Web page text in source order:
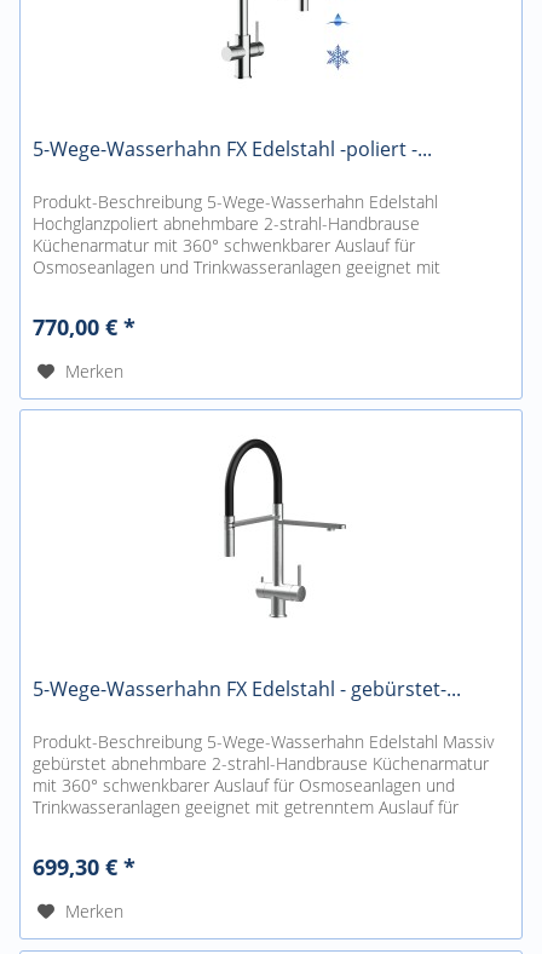
5-Wege-Wasserhahn FX Edelstahl -poliert -...
Produkt-Beschreibung 5-Wege-Wasserhahn Edelstahl
Hochglanzpoliert abnehmbare 2-strahl-Handbrause
Küchenarmatur mit 360° schwenkbarer Auslauf für
Osmoseanlagen und Trinkwasseranlagen geeignet mit
770,00 € *
Merken
5-Wege-Wasserhahn FX Edelstahl - gebürstet-...
Produkt-Beschreibung 5-Wege-Wasserhahn Edelstahl Massiv
gebürstet abnehmbare 2-strahl-Handbrause Küchenarmatur
mit 360° schwenkbarer Auslauf für Osmoseanlagen und
Trinkwasseranlagen geeignet mit getrenntem Auslauf für
699,30 € *
Merken